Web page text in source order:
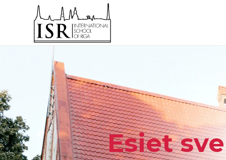
Esiet